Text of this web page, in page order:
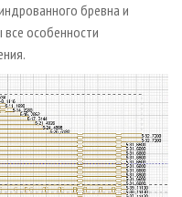
бревна и
особенности